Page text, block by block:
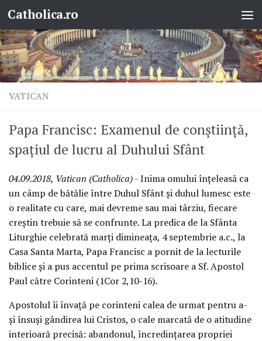
Skip to content
Catholica.ro
VATICAN
Papa Francisc: Examenul de conștiință,
spațiul de lucru al Duhului Sfânt
04.09.2018, Vatican (Catholica)- Inima omului înțeleasă ca
un câmp de bătălie între Duhul Sfânt și duhul lumesc este
o realitate cu care, mai devreme sau mai târziu, fiecare
creștin trebuie să se confrunte. La predica de la Sfânta
Liturghie celebrată marți dimineața, 4 septembrie a.c., la
Casa Santa Marta, Papa Francisc a pornit de la lecturile
biblice și a pus accentul pe prima scrisoare a Sf. Apostol
Paul către Corinteni (1Cor 2,10-16).
Apostolul îi învață pe corinteni calea de urmat pentru a-
și însuși gândirea lui Cristos, o cale marcată de o atitudine
interioară precisă: abandonul, încredințarea propriei